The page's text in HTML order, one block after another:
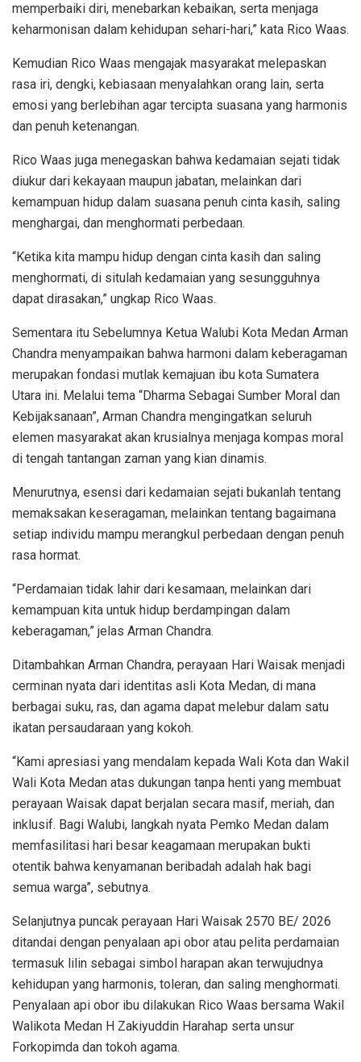
memperbaiki diri, menebarkan kebaikan, serta menjaga
keharmonisan dalam kehidupan sehari-hari,” kata Rico Waas.
Kemudian Rico Waas mengajak masyarakat melepaskan
rasa iri, dengki, kebiasaan menyalahkan orang lain, serta
emosi yang berlebihan agar tercipta suasana yang harmonis
dan penuh ketenangan.
Rico Waas juga menegaskan bahwa kedamaian sejati tidak
diukur dari kekayaan maupun jabatan, melainkan dari
kemampuan hidup dalam suasana penuh cinta kasih, saling
menghargai, dan menghormati perbedaan.
“Ketika kita mampu hidup dengan cinta kasih dan saling
menghormati, di situlah kedamaian yang sesungguhnya
dapat dirasakan,” ungkap Rico Waas.
Sementara itu Sebelumnya Ketua Walubi Kota Medan Arman
Chandra menyampaikan bahwa harmoni dalam keberagaman
merupakan fondasi mutlak kemajuan ibu kota Sumatera
Utara ini. Melalui tema “Dharma Sebagai Sumber Moral dan
Kebijaksanaan”, Arman Chandra mengingatkan seluruh
elemen masyarakat akan krusialnya menjaga kompas moral
di tengah tantangan zaman yang kian dinamis.
Menurutnya, esensi dari kedamaian sejati bukanlah tentang
memaksakan keseragaman, melainkan tentang bagaimana
setiap individu mampu merangkul perbedaan dengan penuh
rasa hormat.
“Perdamaian tidak lahir dari kesamaan, melainkan dari
kemampuan kita untuk hidup berdampingan dalam
keberagaman,” jelas Arman Chandra.
Ditambahkan Arman Chandra, perayaan Hari Waisak menjadi
cerminan nyata dari identitas asli Kota Medan, di mana
berbagai suku, ras, dan agama dapat melebur dalam satu
ikatan persaudaraan yang kokoh.
“Kami apresiasi yang mendalam kepada Wali Kota dan Wakil
Wali Kota Medan atas dukungan tanpa henti yang membuat
perayaan Waisak dapat berjalan secara masif, meriah, dan
inklusif. Bagi Walubi, langkah nyata Pemko Medan dalam
memfasilitasi hari besar keagamaan merupakan bukti
otentik bahwa kenyamanan beribadah adalah hak bagi
semua warga”, sebutnya.
Selanjutnya puncak perayaan Hari Waisak 2570 BE/ 2026
ditandai dengan penyalaan api obor atau pelita perdamaian
termasuk lilin sebagai simbol harapan akan terwujudnya
kehidupan yang harmonis, toleran, dan saling menghormati.
Penyalaan api obor ibu dilakukan Rico Waas bersama Wakil
Walikota Medan H Zakiyuddin Harahap serta unsur
Forkopimda dan tokoh agama.